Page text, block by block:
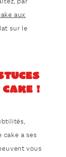
par
aux
sur le
!
a ses
vous